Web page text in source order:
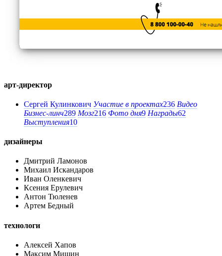
арт-директор
Сергей Кулинкович Участие в проектах236 Видео
Бизнес-линч289 Мозг216 Фото дня9 Награды62
Выступления10
дизайнеры
Дмитрий Ламонов
Михаил Искандаров
Иван Оленкевич
Ксения Ерулевич
Антон Тюленев
Артем Бедный
технологи
Алексей Хапов
Максим Мишин